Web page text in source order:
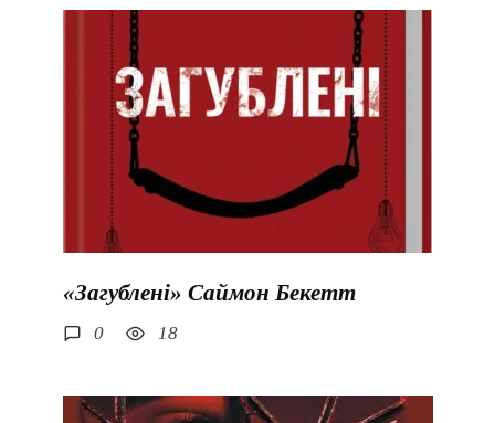
«Загублені» Саймон Бекетт
0 18